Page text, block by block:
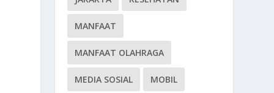
MANFAAT
MANFAAT OLAHRAGA
MEDIA SOSIAL MOBIL